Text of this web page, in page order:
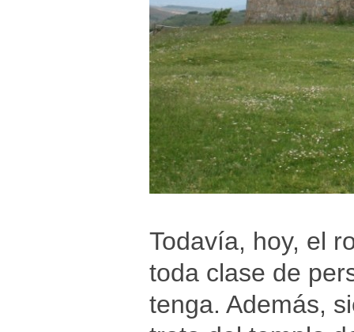
Todavía, hoy, el
toda clase de
tenga. Además,